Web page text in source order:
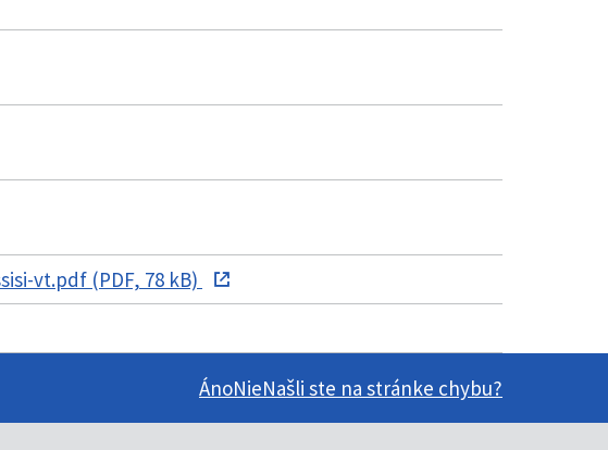
vt.pdf (PDF, 78 kB)
ÁnoNieNašli ste na stránke chybu?